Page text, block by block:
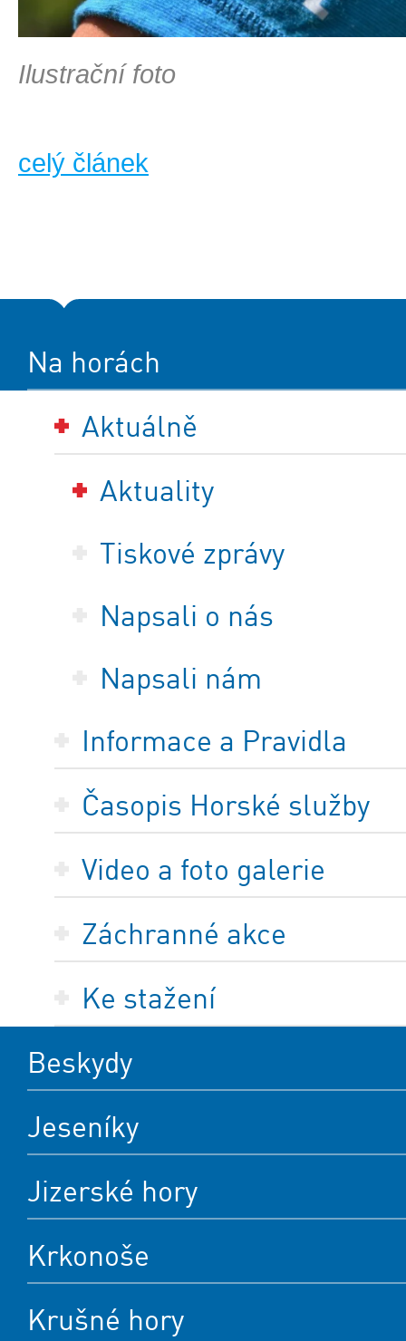
Ilustrační foto
celý článek
Na horách
Aktuálně
Aktuality
Tiskové zprávy
Napsali o nás
Napsali nám
Informace a Pravidla
Časopis Horské služby
Video a foto galerie
Záchranné akce
Ke stažení
Beskydy
Jeseníky
Jizerské hory
Krkonoše
Krušné hory